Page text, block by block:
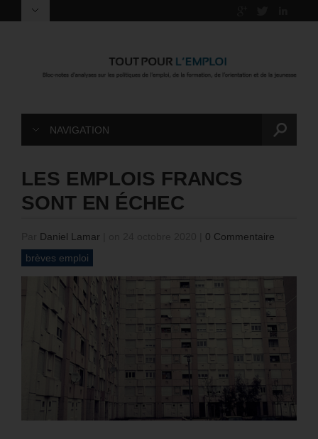
NAVIGATION
LES EMPLOIS FRANCS
SONT EN ÉCHEC
Daniel Lamar
0 Commentaire
brèves emploi